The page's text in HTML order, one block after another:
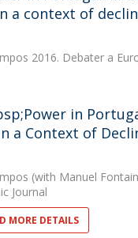
a context of
2016. Debater a
in
a Context of
(with Manuel
Journal
MORE DETAILS